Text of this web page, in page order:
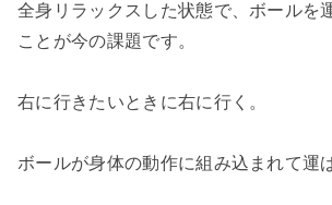
全身リラックスした状態で、ボールを
ことが今の課題です。
右に行きたいときに右に行く。
ボールが身体の動作に組み込まれて運